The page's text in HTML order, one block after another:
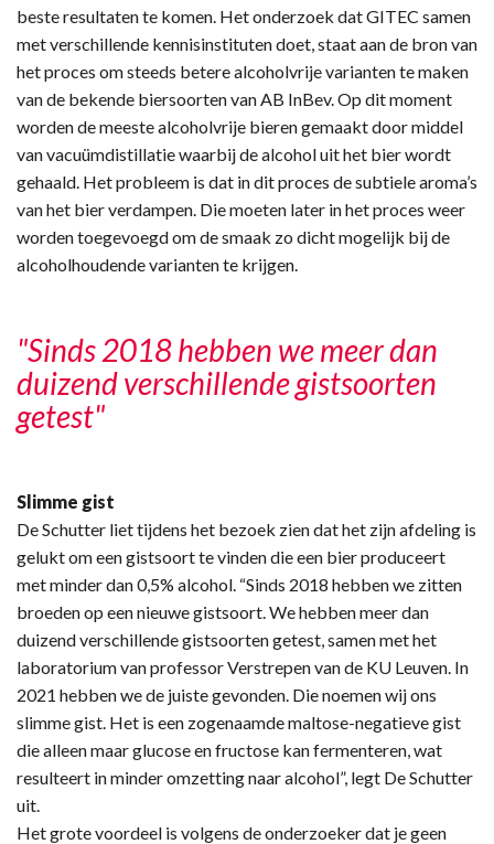
beste resultaten te komen. Het onderzoek dat GITEC samen
met verschillende kennisinstituten doet, staat aan de bron van
het proces om steeds betere alcoholvrije varianten te maken
van de bekende biersoorten van AB InBev. Op dit moment
worden de meeste alcoholvrije bieren gemaakt door middel
van vacuümdistillatie waarbij de alcohol uit het bier wordt
gehaald. Het probleem is dat in dit proces de subtiele aroma’s
van het bier verdampen. Die moeten later in het proces weer
worden toegevoegd om de smaak zo dicht mogelijk bij de
alcoholhoudende varianten te krijgen.
"Sinds 2018 hebben we meer dan
duizend verschillende gistsoorten
getest"
Slimme gist
De Schutter liet tijdens het bezoek zien dat het zijn afdeling is
gelukt om een gistsoort te vinden die een bier produceert
met minder dan 0,5% alcohol. “Sinds 2018 hebben we zitten
broeden op een nieuwe gistsoort. We hebben meer dan
duizend verschillende gistsoorten getest, samen met het
laboratorium van professor Verstrepen van de KU Leuven. In
2021 hebben we de juiste gevonden. Die noemen wij ons
slimme gist. Het is een zogenaamde maltose-negatieve gist
die alleen maar glucose en fructose kan fermenteren, wat
resulteert in minder omzetting naar alcohol”, legt De Schutter
uit.
Het grote voordeel is volgens de onderzoeker dat je geen